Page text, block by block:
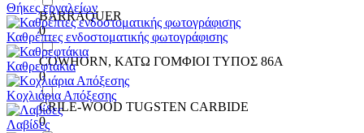
BARRAQUER
0
COWHORN, ΚΑΤΩ ΓΟΜΦΙΟΙ ΤΥΠΟΣ 86Α
0
CRILE-WOOD TUGSTEN CARBIDE
0
Θήκες εργαλείων
Καθρέπτες ενδοστοματικής φωτογράφισης
Καθρεφτάκια
Κοχλιάρια Απόξεσης
Λαβίδες